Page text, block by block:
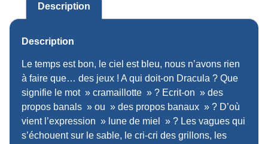
Description
Description
Le temps est bon, le ciel est bleu, nous n’avons rien
à faire que… des jeux ! A qui doit-on Dracula ? Que
signifie le mot » cramaillotte » ? Ecrit-on » des
propos banals » ou » des propos banaux » ? D’où
vient l’expression » lune de miel » ? Les vagues qui
s’échouent sur le sable, le cri-cri des grillons, les